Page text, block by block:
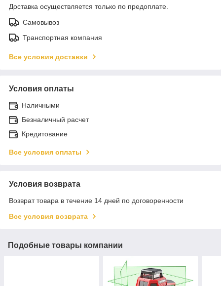
Доставка осуществляется только по предоплате.
Самовывоз
Транспортная компания
Все условия доставки
Условия оплаты
Наличными
Безналичный расчет
Кредитование
Все условия оплаты
Условия возврата
Возврат товара в течение 14 дней по договоренности
Все условия возврата
Подобные товары компании